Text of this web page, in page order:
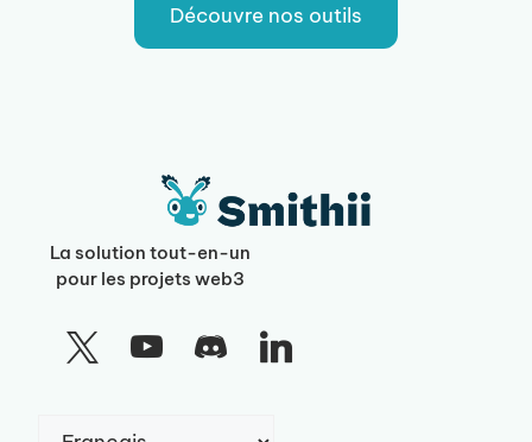
Découvre nos outils
La solution tout-en-un
pour les projets web3